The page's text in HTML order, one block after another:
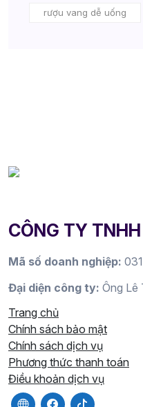
rượu vang dễ uống
CÔNG TY
Mã số doanh nghiệp:
Đại diện công ty: Ông Lê
Trang chủ
Chính sách bảo mật
Chính sách dịch vụ
Phương thức thanh toán
Điều khoản dịch vụ